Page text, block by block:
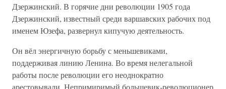
Дзержинский. В горячие дни революции 1905 года
Дзержинский, известный среди варшавских рабочих под
именем Юзефа, развернул кипучую деятельность.
Он вёл энергичную борьбу с меньшевиками,
поддерживая линию Ленина. Во время нелегальной
работы после революции его неоднократно
арестовывали. Непримиримый большевик-революционер